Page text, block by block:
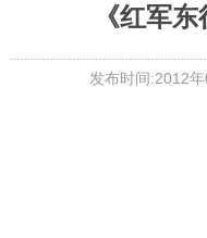
《红军
发布时间:2012